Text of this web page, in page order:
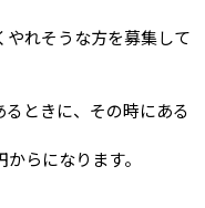
れそうな方を募集して
ときに、その時にある
らになります。